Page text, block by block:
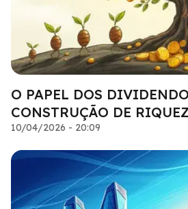
O PAPEL DOS
CONSTRUÇÃO DE
10/04/2026 - 20:09